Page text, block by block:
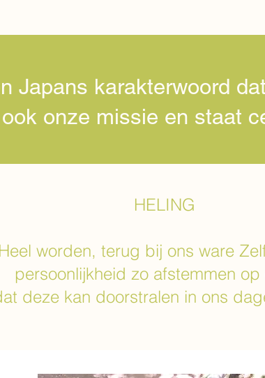
Japans karakterwoord
onze missie en staat
HELING
Heel worden, terug bij ons ware
persoonlijkheid zo afstemmen op
deze kan doorstralen in ons